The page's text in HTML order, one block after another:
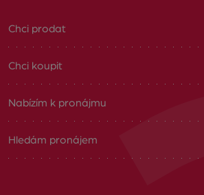
Chci prodat
Chci koupit
Nabízím k pronájmu
Hledám pronájem